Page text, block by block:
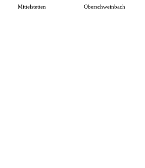
Mittelstetten Oberschweinbach